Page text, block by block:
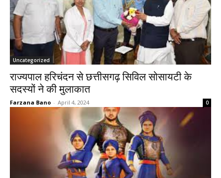
Uncategorized
राज्यपाल हरिचंदन से छत्तीसगढ़ सिविल सोसायटी के
सदस्यों ने की मुलाकात
Farzana Bano - April 4, 2024 0